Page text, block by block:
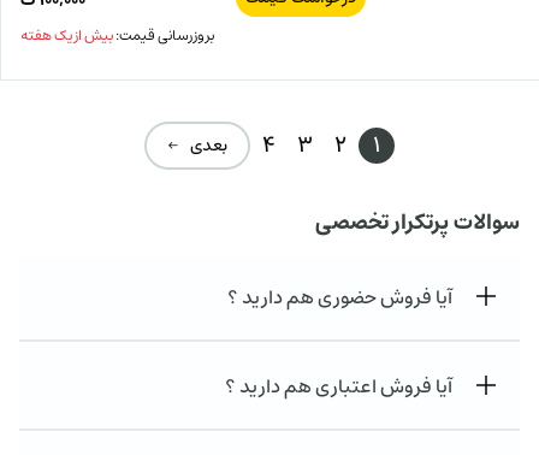
بروزرسانی قیمت:بیش از یک هفته
1
2
3
4 بعدی ←
سوالات پرتکرار تخصصی
آیا فروش حضوری هم دارید ؟
آیا فروش اعتباری هم دارید ؟